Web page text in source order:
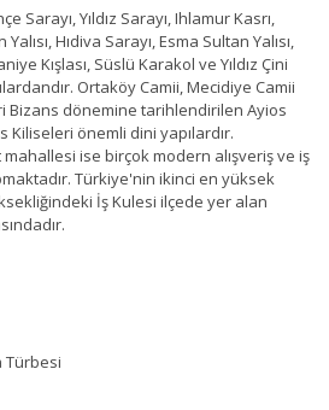
Sarayı, Yıldız Sarayı, Ihlamur Kasrı,
Hıdiva Sarayı, Esma Sultan Yalısı,
Kışlası, Süslü Karakol ve Yıldız Çini
Ortaköy Camii, Mecidiye Camii
Bizans dönemine tarihlendirilen Ayios
önemli dini yapılardır.
ise birçok modern alışveriş ve iş
Türkiye'nin ikinci en yüksek
İş Kulesi ilçede yer alan
Türbesi